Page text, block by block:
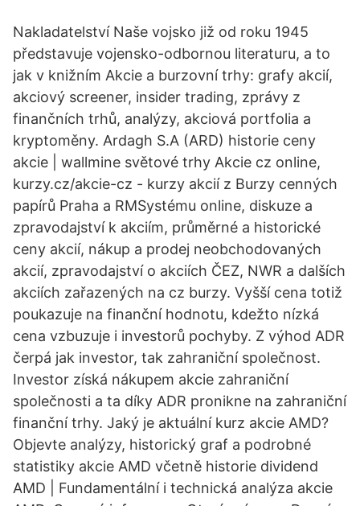
Nakladatelství Naše vojsko již od roku 1945
představuje vojensko-odbornou literaturu, a to
jak v knižním Akcie a burzovní trhy: grafy akcií,
akciový screener, insider trading, zprávy z
finančních trhů, analýzy, akciová portfolia a
kryptoměny. Ardagh S.A (ARD) historie ceny
akcie | wallmine světové trhy Akcie cz online,
kurzy.cz/akcie-cz - kurzy akcií z Burzy cenných
papírů Praha a RMSystému online, diskuze a
zpravodajství k akciím, průměrné a historické
ceny akcií, nákup a prodej neobchodovaných
akcií, zpravodajství o akciích ČEZ, NWR a dalších
akciích zařazených na cz burzy. Vyšší cena totiž
poukazuje na finanční hodnotu, kdežto nízká
cena vzbuzuje i investorů pochyby. Z výhod ADR
čerpá jak investor, tak zahraniční společnost.
Investor získá nákupem akcie zahraniční
společnosti a ta díky ADR pronikne na zahraniční
finanční trhy. Jaký je aktuální kurz akcie AMD?
Objevte analýzy, historický graf a podrobné
statistiky akcie AMD včetně historie dividend
AMD | Fundamentální i technická analýza akcie